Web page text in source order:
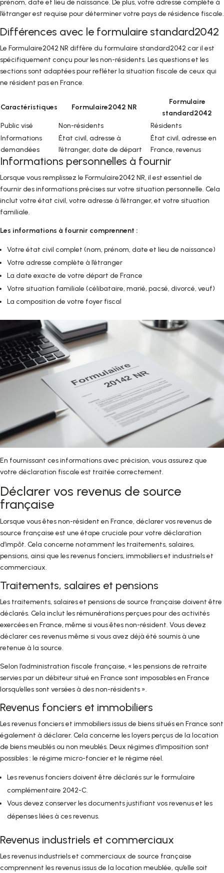
prénom, date et lieu de naissance. De plus, votre adresse complète à
l’étranger est requise pour déterminer votre pays de résidence fiscale.
Différences avec le formulaire standard2042
Le Formulaire2042 NR diffère du formulaire standard2042 car il est
spécifiquement conçu pour les non-résidents. Les questions et les
sections sont adaptées pour refléter la situation fiscale de ceux qui
ne résident pas en France.
Caractéristiques Formulaire2042 NR
Formulaire
standard2042
Public visé
Non-résidents
Résidents
Informations
demandées
État civil, adresse à
l’étranger, date de départ
État civil, adresse en
France, revenus
Informations personnelles à fournir
Lorsque vous remplissez le Formulaire2042 NR, il est essentiel de
fournir des informations précises sur votre situation personnelle. Cela
inclut votre état civil, votre adresse à l’étranger, et votre situation
familiale.
Les informations à fournir comprennent :
Votre état civil complet (nom, prénom, date et lieu de naissance)
Votre adresse complète à l’étranger
La date exacte de votre départ de France
Votre situation familiale (célibataire, marié, pacsé, divorcé, veuf)
La composition de votre foyer fiscal
En fournissant ces informations avec précision, vous assurez que
votre déclaration fiscale est traitée correctement.
Déclarer vos revenus de source
française
Lorsque vous êtes non-résident en France, déclarer vos revenus de
source française est une étape cruciale pour votre déclaration
d’impôt. Cela concerne notamment les traitements, salaires,
pensions, ainsi que les revenus fonciers, immobiliers et industriels et
commerciaux.
Traitements, salaires et pensions
Les traitements, salaires et pensions de source française doivent être
déclarés. Cela inclut les rémunérations perçues pour des activités
exercées en France, même si vous êtes non-résident. Vous devez
déclarer ces revenus même si vous avez déjà été soumis à une
retenue à la source.
Selon l’administration fiscale française, « les pensions de retraite
servies par un débiteur situé en France sont imposables en France
lorsqu’elles sont versées à des non-résidents ».
Revenus fonciers et immobiliers
Les revenus fonciers et immobiliers issus de biens situés en France sont
également à déclarer. Cela concerne les loyers perçus de la location
de biens meublés ou non meublés. Deux régimes d’imposition sont
possibles : le régime micro-foncier et le régime réel.
Les revenus fonciers doivent être déclarés sur le formulaire
complémentaire 2042-C.
Vous devez conserver les documents justifiant vos revenus et les
dépenses liées à ces revenus.
Revenus industriels et commerciaux
Les revenus industriels et commerciaux de source française
comprennent les revenus issus de la location meublée, qu’elle soit